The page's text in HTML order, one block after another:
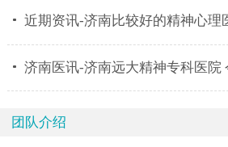
近期资讯-济南比较好的精神心理医
济南医讯-济南远大精神专科医院 今
团队介绍